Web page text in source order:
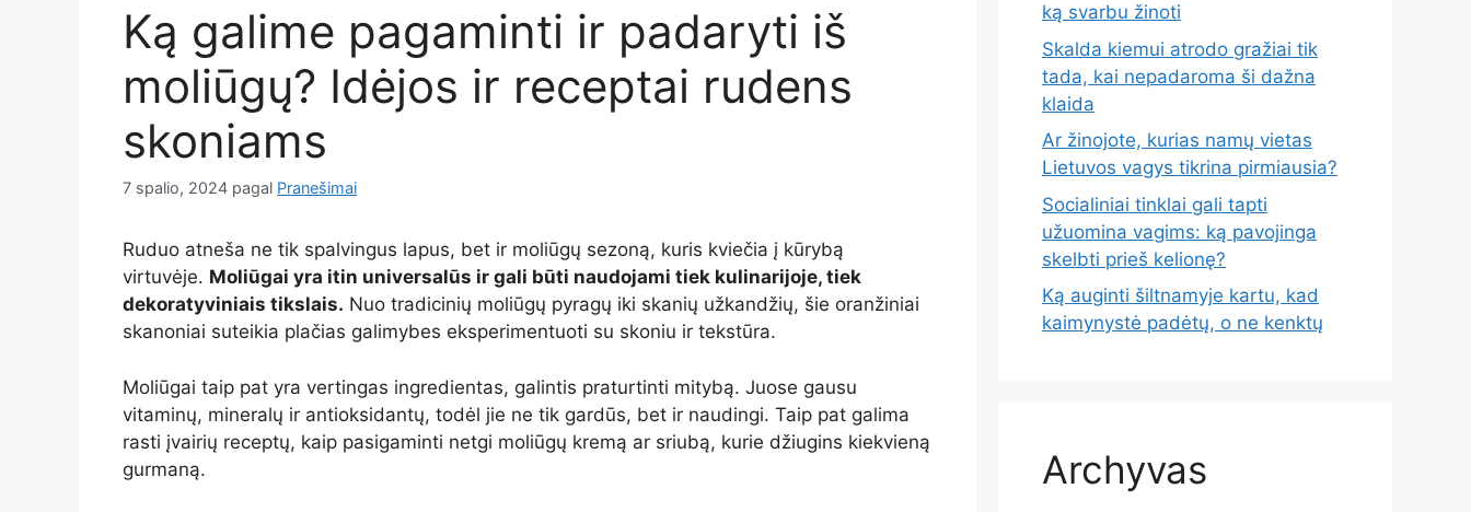
Ką galime pagaminti ir padaryti iš
moliūgų? Idėjos ir receptai rudens
skoniams
7 spalio, 2024 pagal Pranešimai
Ruduo atneša ne tik spalvingus lapus, bet ir moliūgų sezoną, kuris kviečia į kūrybą
virtuvėje. Moliūgai yra itin universalūs ir gali būti naudojami tiek kulinarijoje, tiek
dekoratyviniais tikslais. Nuo tradicinių moliūgų pyragų iki skanių užkandžių, šie oranžiniai
skanoniai suteikia plačias galimybes eksperimentuoti su skoniu ir tekstūra.
Moliūgai taip pat yra vertingas ingredientas, galintis praturtinti mitybą. Juose gausu
vitaminų, mineralų ir antioksidantų, todėl jie ne tik gardūs, bet ir naudingi. Taip pat galima
rasti įvairių receptų, kaip pasigaminti netgi moliūgų kremą ar sriubą, kurie džiugins kiekvieną
gurmaną.
ką svarbu žinoti
Skalda kiemui atrodo gražiai tik
tada, kai nepadaroma ši dažna
klaida
Ar žinojote, kurias namų vietas
Lietuvos vagys tikrina pirmiausia?
Socialiniai tinklai gali tapti
užuomina vagims: ką pavojinga
skelbti prieš kelionę?
Ką auginti šiltnamyje kartu, kad
kaimynystė padėtų, o ne kenktų
Archyvas